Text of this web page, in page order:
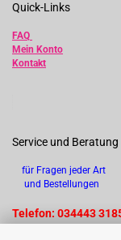
Quick-Links
FAQ
Mein Konto
Kontakt
Service und Beratung
für Fragen jeder Art
und Bestellungen
Telefon: 034443